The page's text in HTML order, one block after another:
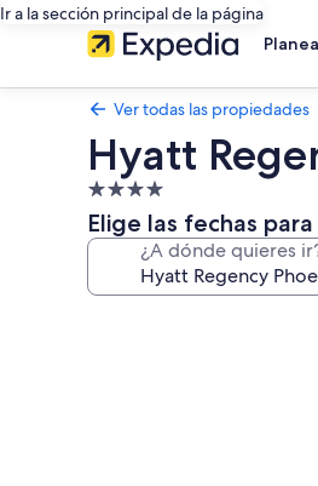
Ir a la sección principal de la página
Ver todas las propiedades
Hyatt
Propiedad
de
4.0
estrellas
Elige las fechas
¿A dónde quieres